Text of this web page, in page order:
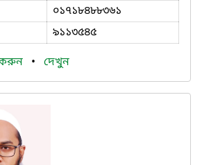
০১৭১৮৪৮৮৩৬১
৯১১৩৫৪৫
করুন • দেখুন